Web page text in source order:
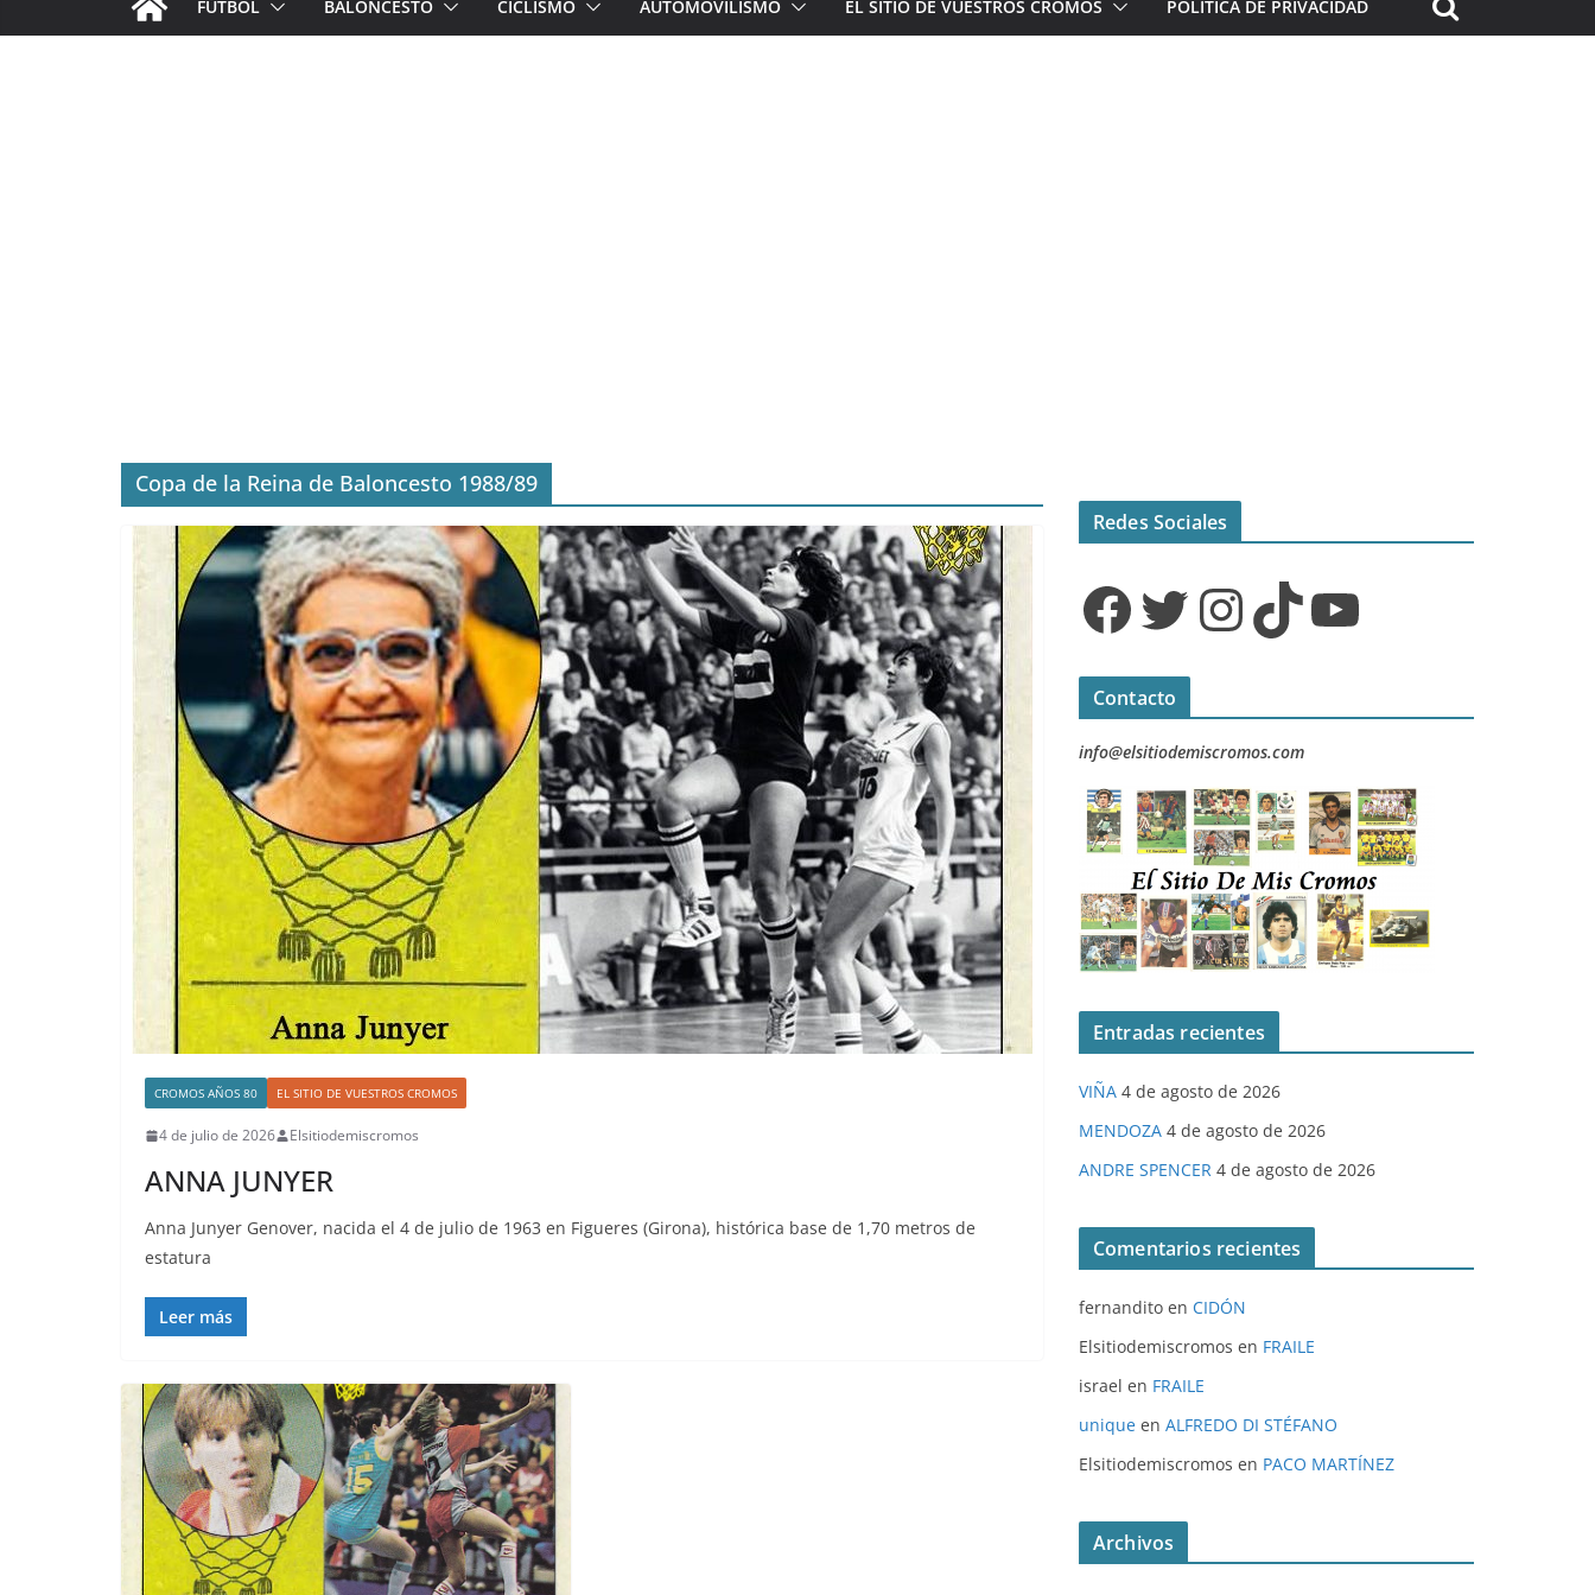
FÚTBOL BALONCESTO CICLISMO AUTOMOVILISMO EL SITIO DE VUESTROS CROMOS POLÍTICA DE PRIVACIDAD
Copa de la Reina de Baloncesto 1988/89
CROMOS AÑOS 80 EL SITIO DE VUESTROS CROMOS
4 de julio de 2026 Elsitiodemiscromos
ANNA JUNYER
Anna Junyer Genover, nacida el 4 de julio de 1963 en Figueres (Girona), histórica base de 1,70 metros de
estatura
Leer más
Redes Sociales
Facebook Twitter InstagramTikTok YouTube
Contacto
info@elsitiodemiscromos.com
Entradas recientes
VIÑA 4 de agosto de 2026
MENDOZA 4 de agosto de 2026
ANDRE SPENCER 4 de agosto de 2026
Comentarios recientes
fernandito en CIDÓN
Elsitiodemiscromos en FRAILE
israel en FRAILE
unique en ALFREDO DI STÉFANO
Elsitiodemiscromos en PACO MARTÍNEZ
Archivos